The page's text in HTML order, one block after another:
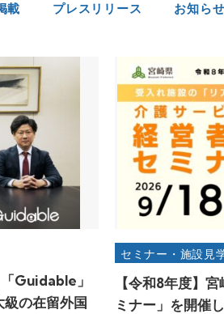
載 プレスリリース お知らせ
Guidable」
の在留外国
セミナー・施設見
【令和8年度】
ミナー」を開催